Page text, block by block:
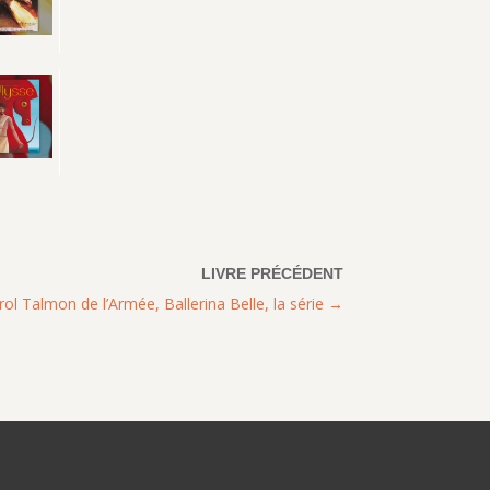
Talmon de l’Armée, Ballerina Belle, la série